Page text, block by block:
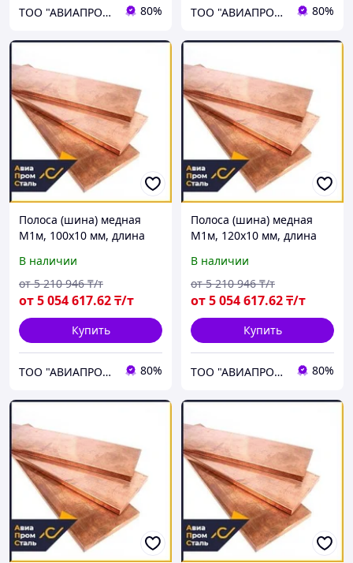
ТОО "АВИАПРОМСТАЛЬ" 80% ТОО "АВИАПРОМСТАЛЬ" 80%
Полоса (шина) медная
М1м, 100х10 мм, длина
В наличии
от5 054 617.62₸/т
от 5 210 946 ₸/т
Купить
ТОО "АВИАПРОМСТАЛЬ" 80%
Полоса (шина) медная
М1м, 120х10 мм, длина
В наличии
от5 054 617.62₸/т
от 5 210 946 ₸/т
Купить
ТОО "АВИАПРОМСТАЛЬ" 80%